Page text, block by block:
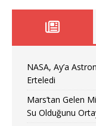
NASA, Ay’a
Erteledi
Mars’tan Gelen
Su Olduğunu